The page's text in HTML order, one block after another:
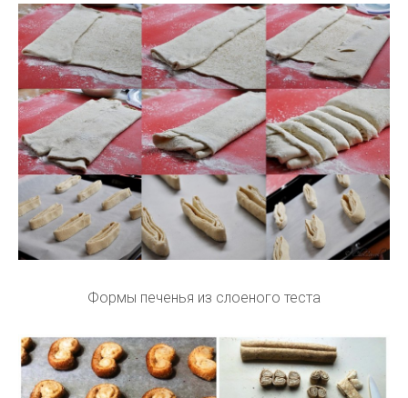
Формы печенья из слоеного теста